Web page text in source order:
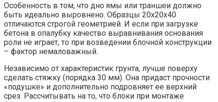
Особенность в том, что дно ямы или траншеи должно
быть идеально выровнено. Образцы 20х20х40
отличаются строгой геометрией. И если при загрузке
бетона в опалубку качество выравнивания основания
роли не играет, то при возведении блочной конструкции
– фактор немаловажный.
Независимо от характеристик грунта, лучше поверху
сделать стяжку (порядка 30 мм). Она придаст прочности
«подушке» и дополнительно подровняет ее верхний
срез. Рассчитывать на то, что блоки при монтаже